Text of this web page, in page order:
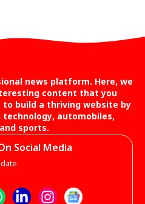
news platform. Here, we
content that you
to build a thriving website by
automobiles,
sports.
Social Media